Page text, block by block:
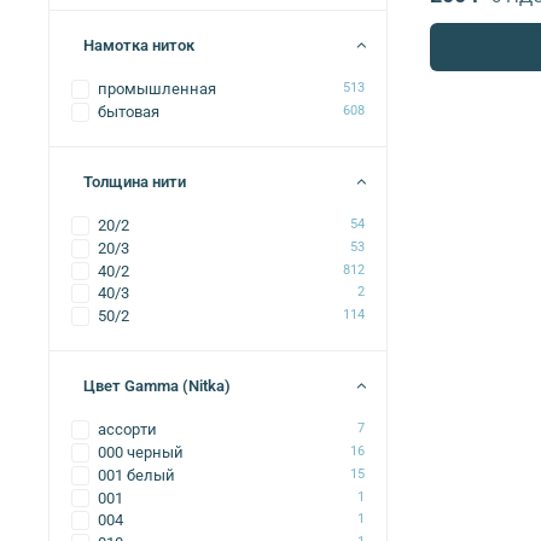
Намотка ниток
промышленная 513
бытовая 608
Толщина нити
20/2 54
20/3 53
40/2 812
40/3 2
50/2 114
Цвет Gamma (Nitka)
ассорти 7
000 черный 16
001 белый 15
001 1
004 1